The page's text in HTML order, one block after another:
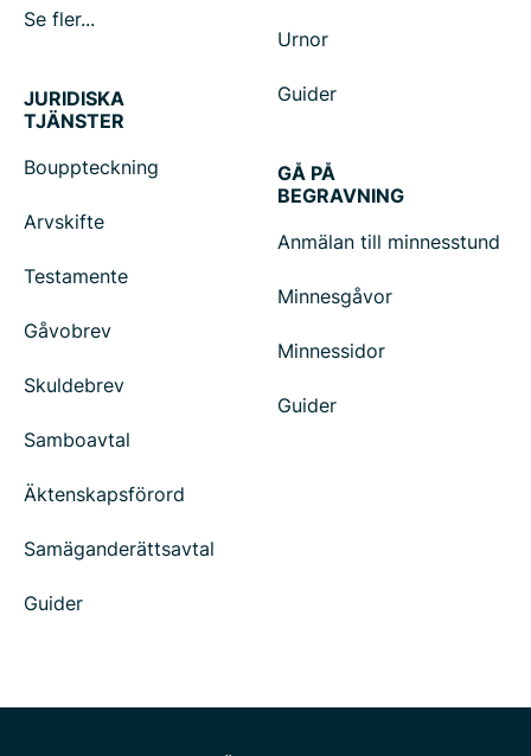
Se fler...
Urnor
Guider
JURIDISKA
TJÄNSTER
Bouppteckning
Arvskifte
Testamente
Gåvobrev
Skuldebrev
Samboavtal
Äktenskapsförord
Samäganderättsavtal
Guider
GÅ PÅ
BEGRAVNING
Anmälan till minnesstund
Minnesgåvor
Minnessidor
Guider